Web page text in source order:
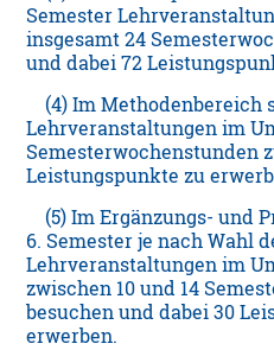
Semester
insgesamt 24
und dabei 72
(4) Im Methodenbereich
Lehrveranstaltungen im
Semesterwochenstunden
Leistungspunkte zu
(5) Im Ergänzungs- und
6. Semester je nach Wahl
Lehrveranstaltungen im
zwischen 10 und 14
besuchen und dabei 30
erwerben.